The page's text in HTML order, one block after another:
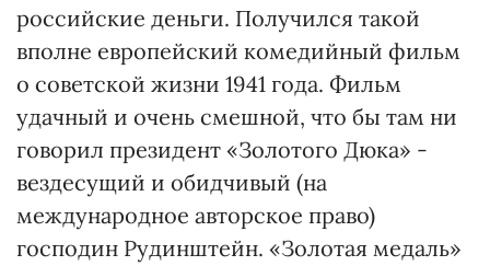
российские деньги. Получился такой
вполне европейский комедийный фильм
о советской жизни 1941 года. Фильм
удачный и очень смешной, что бы там ни
говорил президент «Золотого Дюка» -
вездесущий и обидчивый (на
международное авторское право)
господин Рудинштейн. «Золотая медаль»